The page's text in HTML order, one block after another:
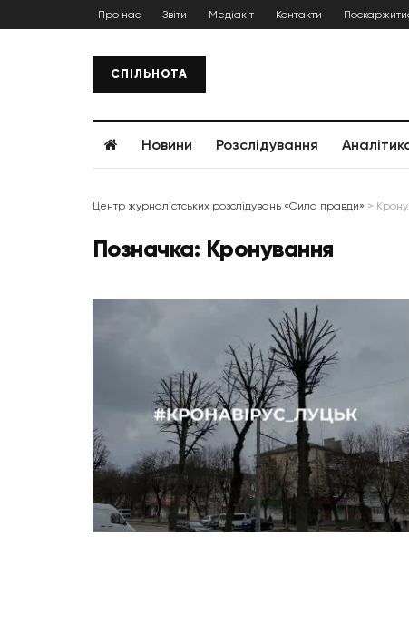
Про нас Звіти Медіакіт Контакти
СПІЛЬНОТА
Новини Розслідування
Центр журналістських розслідувань «Сила правди» >
Позначка: Кронування